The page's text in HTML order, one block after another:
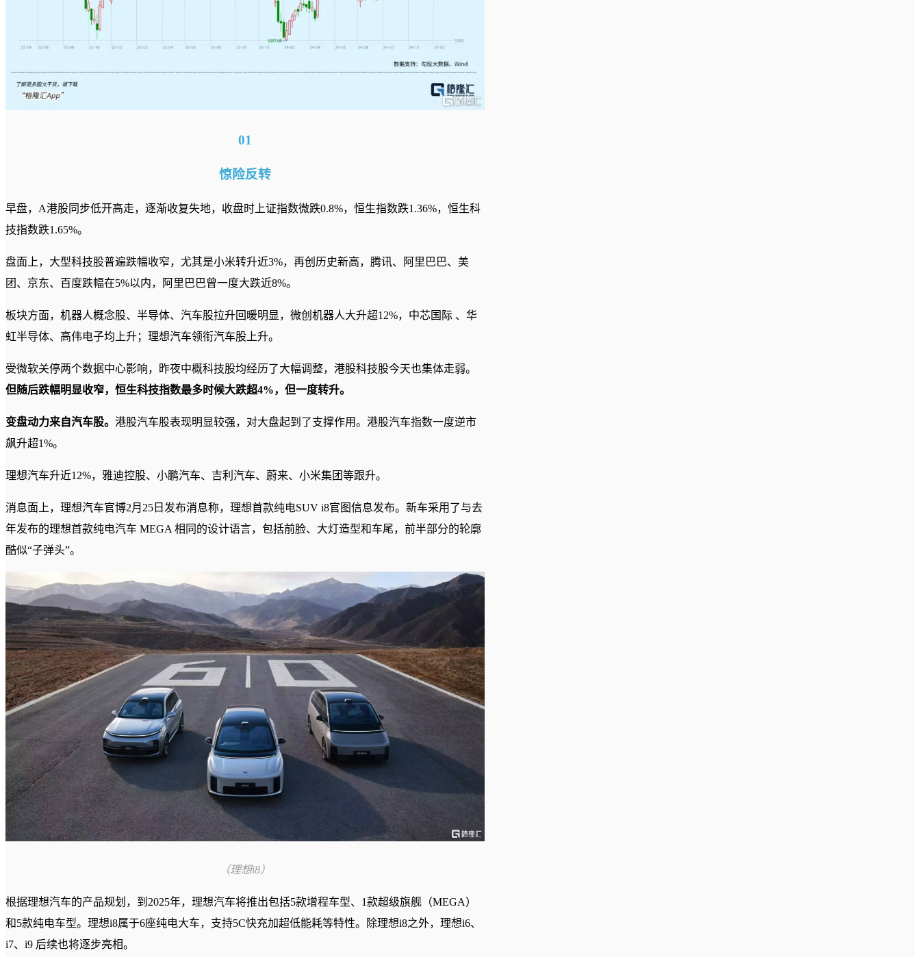
01
惊险反转
早盘，A港股同步低开高走，逐渐收复失地，收盘时上证指数微跌0.8%，恒生指数跌1.36%，恒生科
技指数跌1.65%。
盘面上，大型科技股普遍跌幅收窄，尤其是小米转升近3%，再创历史新高，腾讯、阿里巴巴、美
团、京东、百度跌幅在5%以内，阿里巴巴曾一度大跌近8%。
板块方面，机器人概念股、半导体、汽车股拉升回暖明显，微创机器人大升超12%，中芯国际 、华
虹半导体、高伟电子均上升；理想汽车领衔汽车股上升。
受微软关停两个数据中心影响，昨夜中概科技股均经历了大幅调整，港股科技股今天也集体走弱。
但随后跌幅明显收窄，恒生科技指数最多时候大跌超4%，但一度转升。
变盘动力来自汽车股。 港股汽车股表现明显较强，对大盘起到了支撑作用。港股汽车指数一度逆市
飙升超1%。
理想汽车升近12%，雅迪控股、小鹏汽车、吉利汽车、蔚来、小米集团等跟升。
消息面上，理想汽车官博2月25日发布消息称，理想首款纯电SUV i8官图信息发布。新车采用了与去
年发布的理想首款纯电汽车 MEGA 相同的设计语言，包括前脸、大灯造型和车尾，前半部分的轮廓
酷似“子弹头”。
（理想i8）
根据理想汽车的产品规划，到2025年，理想汽车将推出包括5款增程车型、1款超级旗舰（MEGA）
和5款纯电车型。理想i8属于6座纯电大车，支持5C快充加超低能耗等特性。除理想i8之外，理想i6、
i7、i9 后续也将逐步亮相。